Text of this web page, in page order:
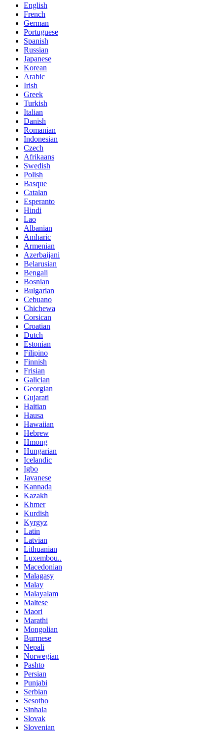
English
French
German
Portuguese
Spanish
Russian
Japanese
Korean
Arabic
Irish
Greek
Turkish
Italian
Danish
Romanian
Indonesian
Czech
Afrikaans
Swedish
Polish
Basque
Catalan
Esperanto
Hindi
Lao
Albanian
Amharic
Armenian
Azerbaijani
Belarusian
Bengali
Bosnian
Bulgarian
Cebuano
Chichewa
Corsican
Croatian
Dutch
Estonian
Filipino
Finnish
Frisian
Galician
Georgian
Gujarati
Haitian
Hausa
Hawaiian
Hebrew
Hmong
Hungarian
Icelandic
Igbo
Javanese
Kannada
Kazakh
Khmer
Kurdish
Kyrgyz
Latin
Latvian
Lithuanian
Luxembou..
Macedonian
Malagasy
Malay
Malayalam
Maltese
Maori
Marathi
Mongolian
Burmese
Nepali
Norwegian
Pashto
Persian
Punjabi
Serbian
Sesotho
Sinhala
Slovak
Slovenian